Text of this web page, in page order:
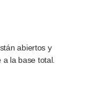
abiertos y
la base total.